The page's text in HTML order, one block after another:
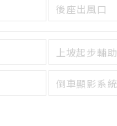
後座出風口
上坡起步輔助
倒車顯影系統